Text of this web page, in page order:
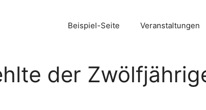
Beispiel-Seite Veranstaltungen
der